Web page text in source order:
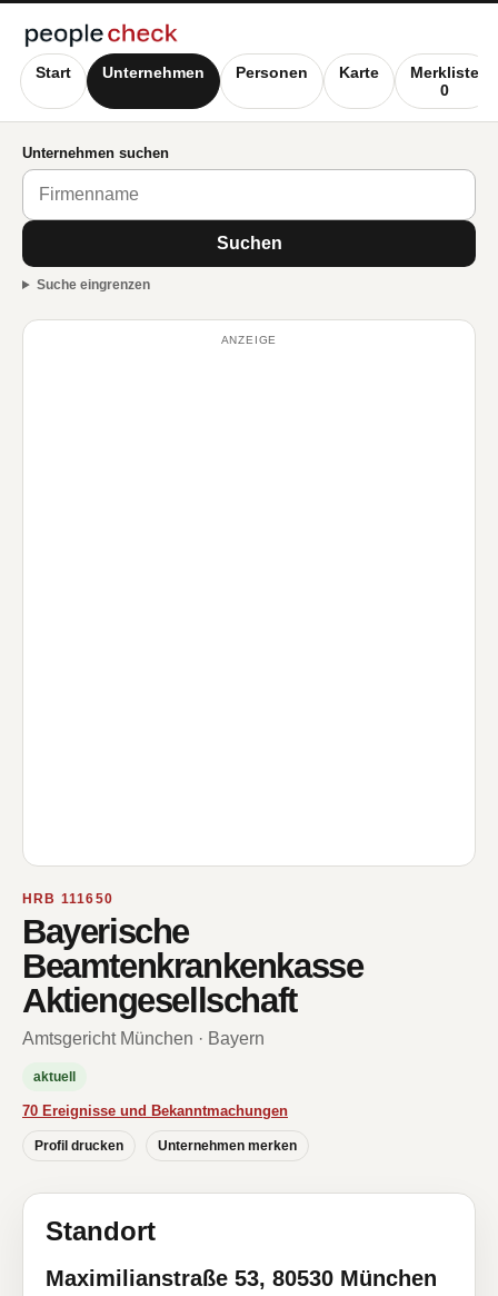
Start Unternehmen Personen Karte
Merkliste
0
Unternehmen suchen
Suchen
Suche eingrenzen
ANZEIGE
HRB 111650
Bayerische
Beamtenkrankenkasse
Aktiengesellschaft
Amtsgericht München · Bayern
aktuell
70 Ereignisse und Bekanntmachungen
Profil drucken Unternehmen merken
Standort
Maximilianstraße 53, 80530 München